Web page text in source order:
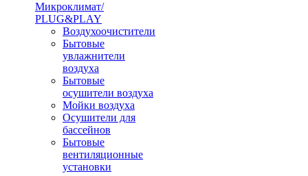
Микроклимат/
PLUG&PLAY
Воздухоочистители
Бытовые
увлажнители
воздуха
Бытовые
осушители воздуха
Мойки воздуха
Осушители для
бассейнов
Бытовые
вентиляционные
установки